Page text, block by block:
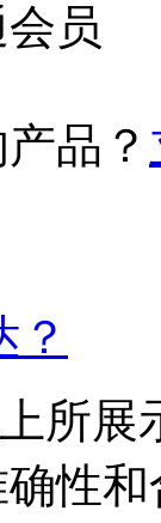
员
品？
？
所展
性